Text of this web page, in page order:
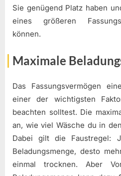
Sie genügend Platz haben
eines größeren
können.
Maximale
Das Fassungsvermögen
einer der wichtigsten
beachten solltest. Die
an, wie viel Wäsche du in
Dabei gilt die Faustregel:
Beladungsmenge, desto
einmal trocknen. Aber